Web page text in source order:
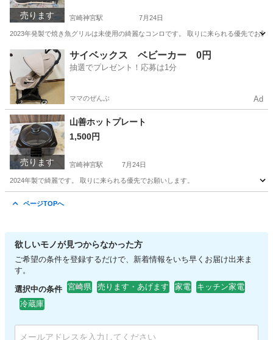
売ります 宮崎神宮駅 7月24日
2023年発製で焼き魚グリルは未使用の綺麗なコンロです。 取りに来られる優先でお願
宮崎市 宮崎神宮駅 調理器具
サイベックス ベビーカー 0円
抽選でプレゼント！応募は1分
ママのぜんぶ Ad
売ります
山善ホットプレート
1,500円
宮崎神宮駅 7月24日
2024年製で綺麗です。 取りに来られる優先でお願いします。
ページTOPへ
欲しいモノが見つからなかった方
ご希望の条件を登録するだけで、新着情報をいち早くお届け出来ま
す。
選択中の条件 宮崎県 売ります・あげます 家電
キッチン家電
冷蔵庫